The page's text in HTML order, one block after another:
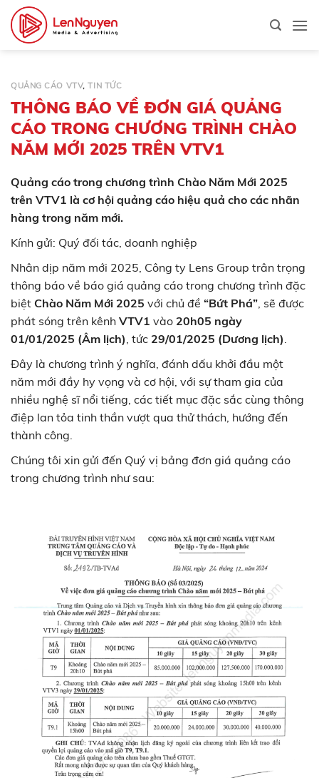
qua
QUẢNG CÁO VTV,TIN TỨC
THÔNG BÁO VỀ ĐƠN GIÁ QUẢNG
CÁO TRONG CHƯƠNG TRÌNH CHÀO
NĂM MỚI 2025 TRÊN VTV1
Quảng cáo trong chương trình Chào Năm Mới 2025
trên VTV1 là cơ hội quảng cáo hiệu quả cho các nhãn
hàng trong năm mới.
Kính gửi: Quý đối tác, doanh nghiệp
Nhân dịp năm mới 2025, Công ty Lens Group trân trọng
thông báo về báo giá quảng cáo trong chương trình đặc
biệt Chào Năm Mới 2025 với chủ đề “Bứt Phá”, sẽ được
phát sóng trên kênh VTV1 vào 20h05 ngày
01/01/2025 (Âm lịch), tức 29/01/2025 (Dương lịch).
Đây là chương trình ý nghĩa, đánh dấu khởi đầu một
năm mới đầy hy vọng và cơ hội, với sự tham gia của
nhiều nghệ sĩ nổi tiếng, các tiết mục đặc sắc cùng thông
điệp lan tỏa tinh thần vượt qua thử thách, hướng đến
thành công.
Chúng tôi xin gửi đến Quý vị bảng đơn giá quảng cáo
trong chương trình như sau: